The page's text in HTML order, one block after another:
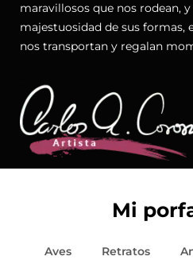
maravillosos que nos rodean,
majestuosidad de sus formas,
nos transportan y regalan
Mi
Aves Retratos